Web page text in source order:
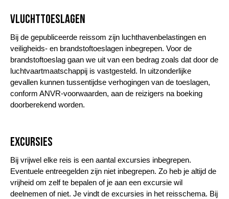
Vluchttoeslagen
Bij de gepubliceerde reissom zijn luchthavenbelastingen en
veiligheids- en brandstoftoeslagen inbegrepen. Voor de
brandstoftoeslag gaan we uit van een bedrag zoals dat door de
luchtvaartmaatschappij is vastgesteld. In uitzonderlijke
gevallen kunnen tussentijdse verhogingen van de toeslagen,
conform ANVR-voorwaarden, aan de reizigers na boeking
doorberekend worden.
Excursies
Bij vrijwel elke reis is een aantal excursies inbegrepen.
Eventuele entreegelden zijn niet inbegrepen. Zo heb je altijd de
vrijheid om zelf te bepalen of je aan een excursie wil
deelnemen of niet. Je vindt de excursies in het reisschema. Bij